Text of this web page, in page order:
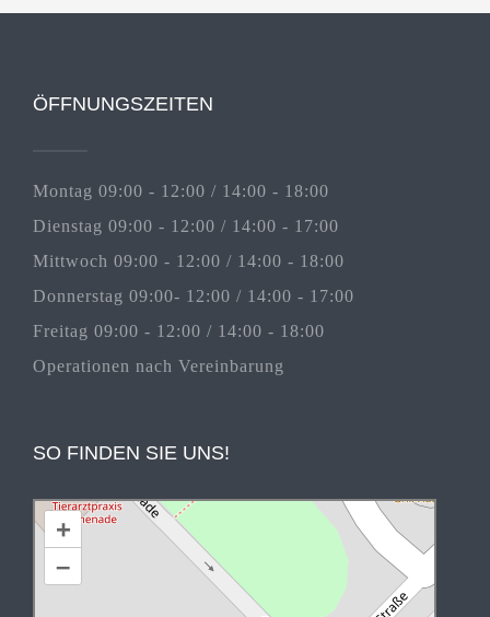
ÖFFNUNGSZEITEN
Montag 09:00 - 12:00 / 14:00 - 18:00
Dienstag 09:00 - 12:00 / 14:00 - 17:00
Mittwoch 09:00 - 12:00 / 14:00 - 18:00
Donnerstag 09:00- 12:00 / 14:00 - 17:00
Freitag 09:00 - 12:00 / 14:00 - 18:00
Operationen nach Vereinbarung
SO FINDEN SIE UNS!
+
–